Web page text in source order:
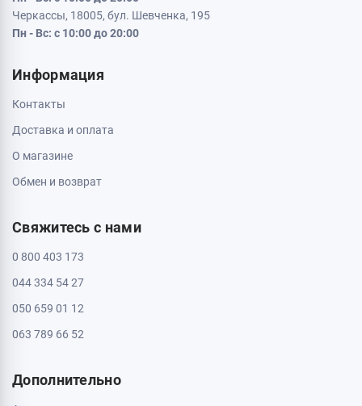
Кременчуг, 39600, ул. Соборная 9/16
Пн - Вс: с 10:00 до 20:00
Кривой Рог, 50000, проспект Металлургов 33
Кропивницкий, 25006, ул. Большая Перспективная 48
Полтава, 36000, ул. Небесной Сотни 2
Пн - Вс: с 10:00 до 20:00
ТРЦ Депот, 2 этаж
Черкассы, 18005, бул. Шевченка, 195
Информация
Контакты
Доставка и оплата
Обмен и возврат